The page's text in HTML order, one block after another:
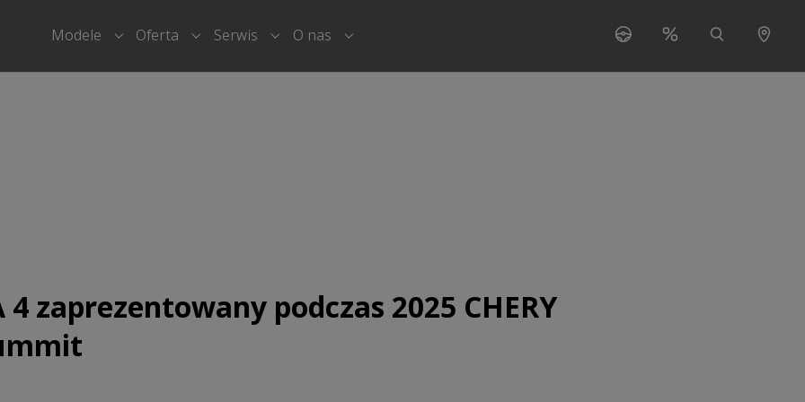
Modele Submenu for "Modele"
Oferta Submenu for "Oferta"
Serwis Submenu for "Serwis"
O nas Submenu for "O nas"
zaprezentowany podczas 2025 CHERY